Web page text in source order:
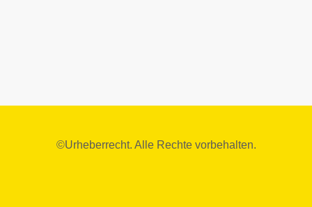
©Urheberrecht. Alle Rechte vorbehalten.